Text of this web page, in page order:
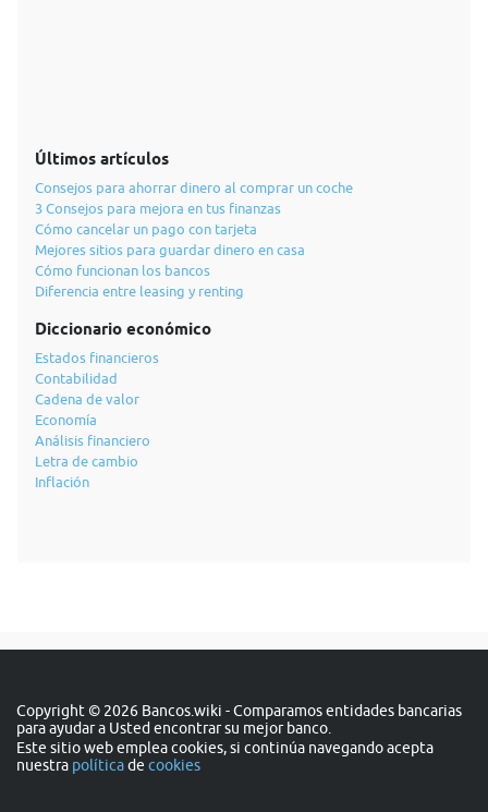
Últimos artículos
Consejos para ahorrar dinero al comprar un coche
3 Consejos para mejora en tus finanzas
Cómo cancelar un pago con tarjeta
Mejores sitios para guardar dinero en casa
Cómo funcionan los bancos
Diferencia entre leasing y renting
Diccionario económico
Estados financieros
Contabilidad
Cadena de valor
Economía
Análisis financiero
Letra de cambio
Inflación
Copyright © 2026 Bancos.wiki - Comparamos entidades bancarias
para ayudar a Usted encontrar su mejor banco.
Este sitio web emplea cookies, si continúa navegando acepta
nuestra políticade cookies